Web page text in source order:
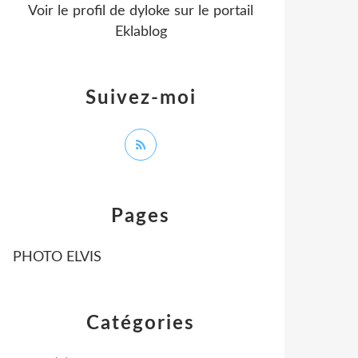
Catégories
Pages
PHOTO ELVIS
Suivez-moi
Voir le profil de dyloke sur le portail
Eklablog